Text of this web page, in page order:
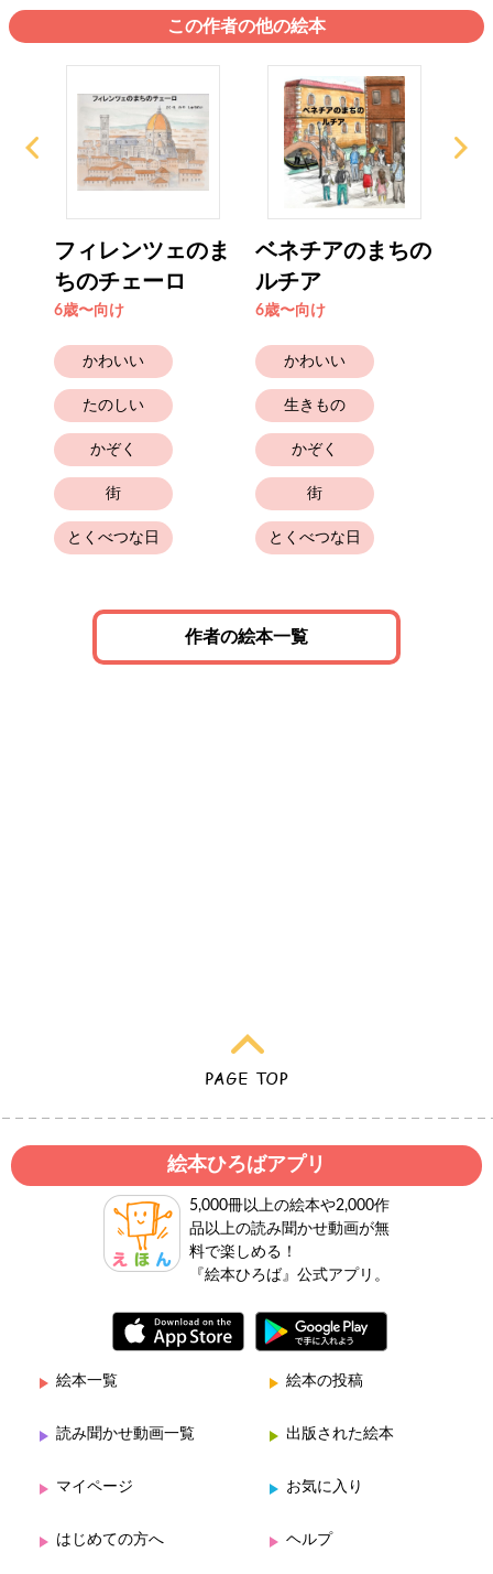
この作者の他の絵本
フィレンツェのま
ちのチェーロ
6歳〜向け
かわいい
たのしい
かぞく
街
とくべつな日
ベネチアのまちの
ルチア
6歳〜向け
かわいい
生きもの
かぞく
街
とくべつな日
作者の絵本一覧
絵本ひろばアプリ
5,000冊以上の絵本や2,000作
品以上の読み聞かせ動画が無
料で楽しめる！
『絵本ひろば』公式アプリ。
絵本一覧 絵本の投稿
読み聞かせ動画一覧 出版された絵本
マイページ お気に入り
はじめての方へ ヘルプ